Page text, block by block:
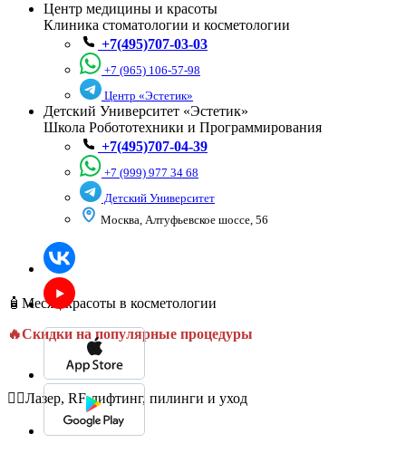
🧴Месяц красоты в косметологии
🔥Скидки на популярные процедуры
💆‍♀️Лазер, RF-лифтинг, пилинги и уход
Центр медицины и красоты
Клиника стоматологии и косметологии
+7(495)707-03-03
+7 (965) 106-57-98
Центр «Эстетик»
Детский Университет «Эстетик»
Школа Робототехники и Программирования
+7(495)707-04-39
+7 (999) 977 34 68
Детский Университет
Москва, Алтуфьевское шоссе, 56